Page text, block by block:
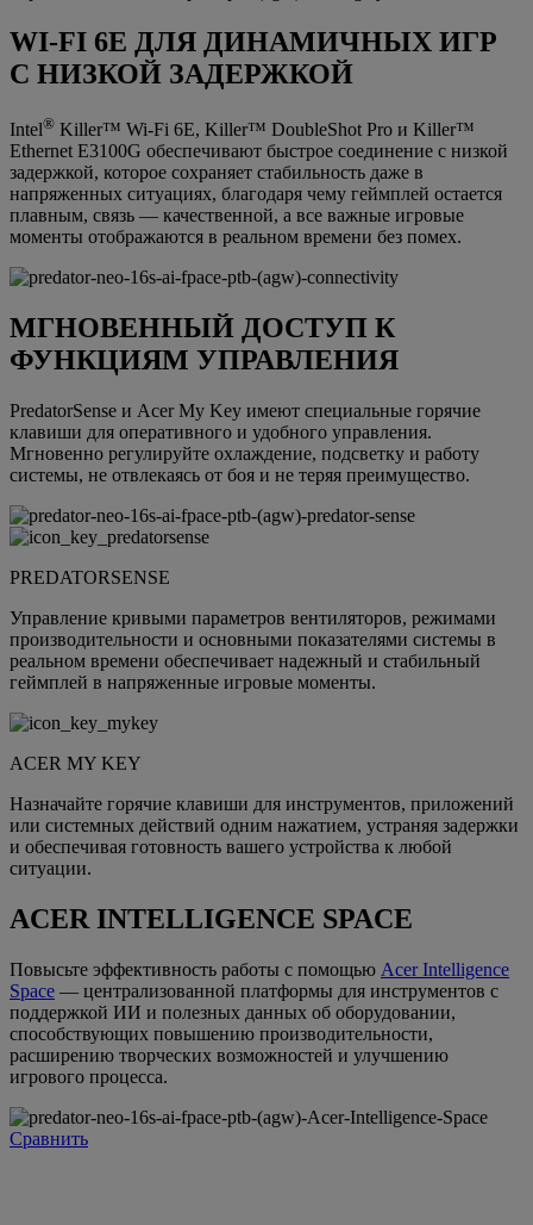
WI-FI 6E ДЛЯ ДИНАМИЧНЫХ ИГР
С НИЗКОЙ ЗАДЕРЖКОЙ
Intel® Killer™ Wi-Fi 6E, Killer™ DoubleShot Pro и Killer™
Ethernet E3100G обеспечивают быстрое соединение с низкой
задержкой, которое сохраняет стабильность даже в
напряженных ситуациях, благодаря чему геймплей остается
плавным, связь — качественной, а все важные игровые
моменты отображаются в реальном времени без помех.
МГНОВЕННЫЙ ДОСТУП К
ФУНКЦИЯМ УПРАВЛЕНИЯ
PredatorSense и Acer My Key имеют специальные горячие
клавиши для оперативного и удобного управления.
Мгновенно регулируйте охлаждение, подсветку и работу
системы, не отвлекаясь от боя и не теряя преимущество.
PREDATORSENSE
Управление кривыми параметров вентиляторов, режимами
производительности и основными показателями системы в
реальном времени обеспечивает надежный и стабильный
геймплей в напряженные игровые моменты.
ACER MY KEY
Назначайте горячие клавиши для инструментов, приложений
или системных действий одним нажатием, устраняя задержки
и обеспечивая готовность вашего устройства к любой
ситуации.
ACER INTELLIGENCE SPACE
Повысьте эффективность работы с помощью Acer Intelligence
Space — централизованной платформы для инструментов с
поддержкой ИИ и полезных данных об оборудовании,
способствующих повышению производительности,
расширению творческих возможностей и улучшению
игрового процесса.
Сравнить